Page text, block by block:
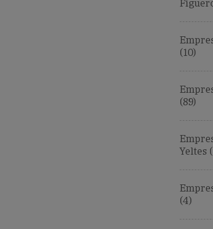
(10)
(89)
Yeltes
(4)